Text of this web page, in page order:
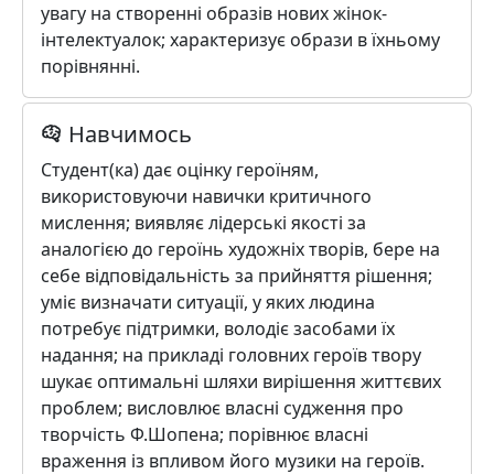
увагу на створенні образів нових жінок-
інтелектуалок; характеризує образи в їхньому
порівнянні.
Навчимось
Студент(ка) дає оцінку героїням,
використовуючи навички критичного
мислення; виявляє лідерські якості за
аналогією до героїнь художніх творів, бере на
себе відповідальність за прийняття рішення;
уміє визначати ситуації, у яких людина
потребує підтримки, володіє засобами їх
надання; на прикладі головних героїв твору
шукає оптимальні шляхи вирішення життєвих
проблем; висловлює власні судження про
творчість Ф.Шопена; порівнює власні
враження із впливом його музики на героїв.